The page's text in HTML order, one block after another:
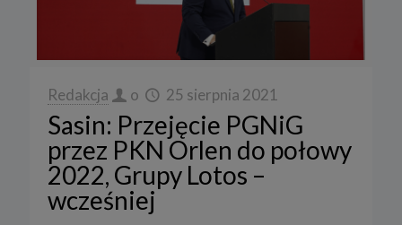
Redakcja o 25 sierpnia 2021
Sasin: Przejęcie PGNiG
przez PKN Orlen do połowy
2022, Grupy Lotos –
wcześniej